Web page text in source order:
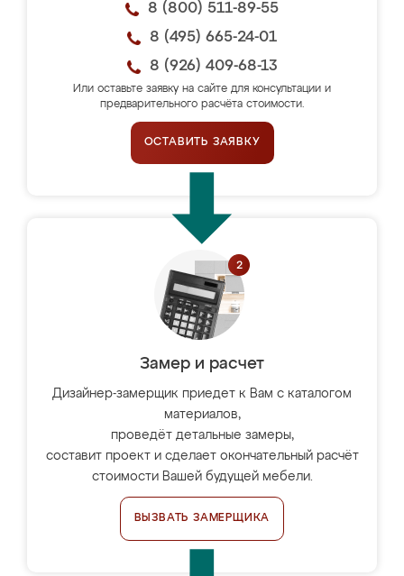
8 (800) 511-89-55
8 (495) 665-24-01
8 (926) 409-68-13
Или оставьте заявку на сайте для консультации и
предварительного расчёта стоимости.
ОСТАВИТЬ ЗАЯВКУ
Замер и расчет
Дизайнер-замерщик приедет к Вам с каталогом
материалов,
проведёт детальные замеры,
составит проект и сделает окончательный расчёт
стоимости Вашей будущей мебели.
ВЫЗВАТЬ ЗАМЕРЩИКА